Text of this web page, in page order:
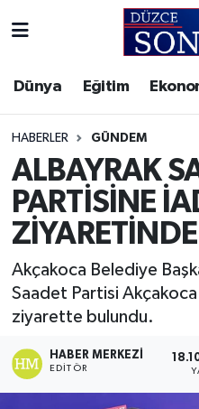
Dünya Eğitim
HABERLER GÜNDEM
ALBAYRAK
PARTİSİNE
Akçakoca Belediye
Saadet Partisi Akçakoca
ziyarette bulundu.
HABER MERKEZI
EDITÖR
Gizlilik Sözleşmesi
İletişim
Künye
Akçakoca Hava
Akçakoca Trafik
Süper Lig Puan
Son Dakika Haberleri